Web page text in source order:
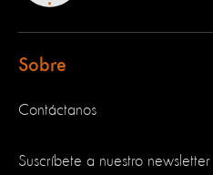
Sobre
Contáctanos
Suscríbete a nuestro newsletter